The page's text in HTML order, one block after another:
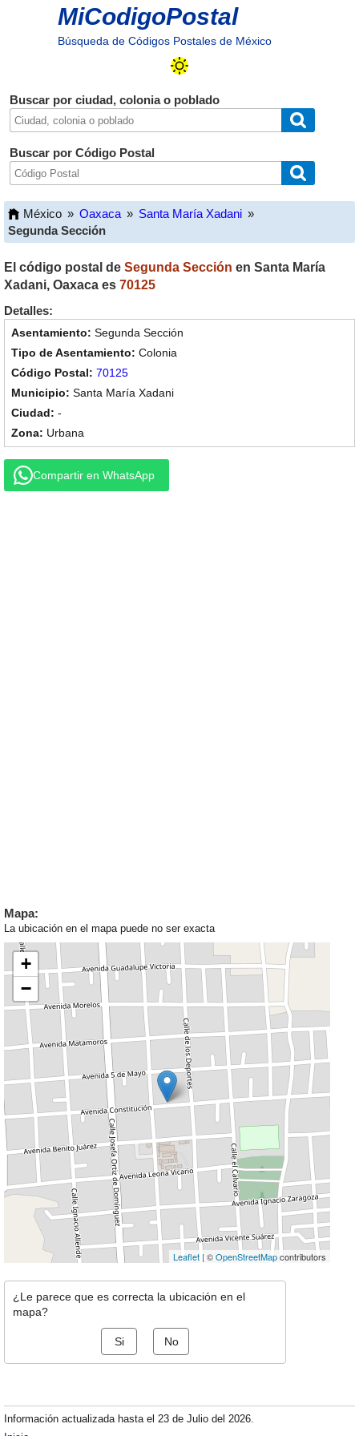
MiCodigoPostal
Búsqueda de Códigos Postales de México
Buscar por ciudad, colonia o poblado
Buscar por Código Postal
México » Oaxaca » Santa María Xadani »
Segunda Sección
El código postal de Segunda Sección en Santa María
Xadani, Oaxaca es 70125
Detalles:
Segunda Sección
Colonia
70125
Santa María Xadani
-
Urbana
Compartir en WhatsApp
Mapa:
La ubicación en el mapa puede no ser exacta
+
−
Leaflet | ©OpenStreetMapcontributors
¿Le parece que es correcta la ubicación en el
mapa?
Si No
Información actualizada hasta el 23 de Julio del 2026.